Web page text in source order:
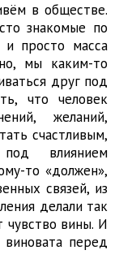
в обществе.
знакомые по
и просто масса
мы каким-то
друг под
что человек
желаний,
счастливым,
влиянием
то «должен»,
связей, из
делали так
чувство вины. И
перед